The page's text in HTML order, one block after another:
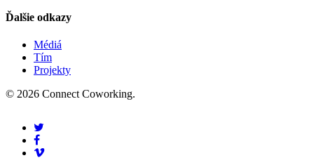
Ďalšie odkazy
Médiá
Tím
Projekty
© 2026 Connect Coworking.